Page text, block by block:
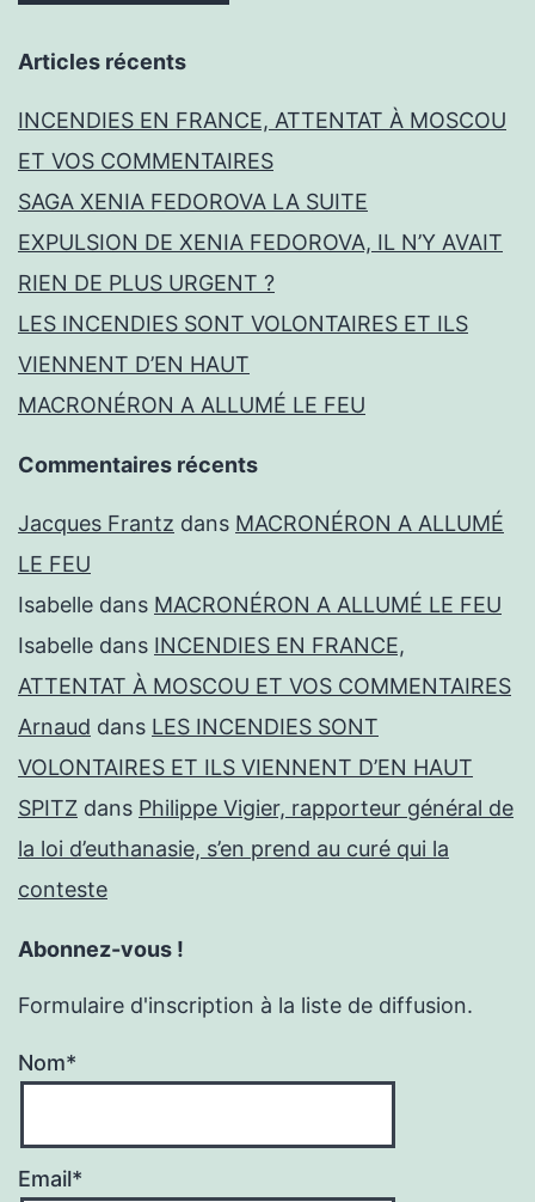
Articles récents
INCENDIES EN FRANCE, ATTENTAT À MOSCOU
ET VOS COMMENTAIRES
SAGA XENIA FEDOROVA LA SUITE
EXPULSION DE XENIA FEDOROVA, IL N’Y AVAIT
RIEN DE PLUS URGENT ?
LES INCENDIES SONT VOLONTAIRES ET ILS
VIENNENT D’EN HAUT
MACRONÉRON A ALLUMÉ LE FEU
Commentaires récents
Jacques Frantz dans MACRONÉRON A ALLUMÉ
LE FEU
Isabelle dans MACRONÉRON A ALLUMÉ LE FEU
Isabelle dans INCENDIES EN FRANCE,
ATTENTAT À MOSCOU ET VOS COMMENTAIRES
Arnaud dans LES INCENDIES SONT
VOLONTAIRES ET ILS VIENNENT D’EN HAUT
SPITZ dans Philippe Vigier, rapporteur général de
la loi d’euthanasie, s’en prend au curé qui la
conteste
Abonnez-vous !
Formulaire d'inscription à la liste de diffusion.
Nom*
Email*